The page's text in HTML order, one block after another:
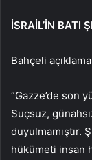
İSRAİL’İN BATI
Bahçeli
“Gazze’de son
Suçsuz,
duyulmamıştır.
hükümeti insan